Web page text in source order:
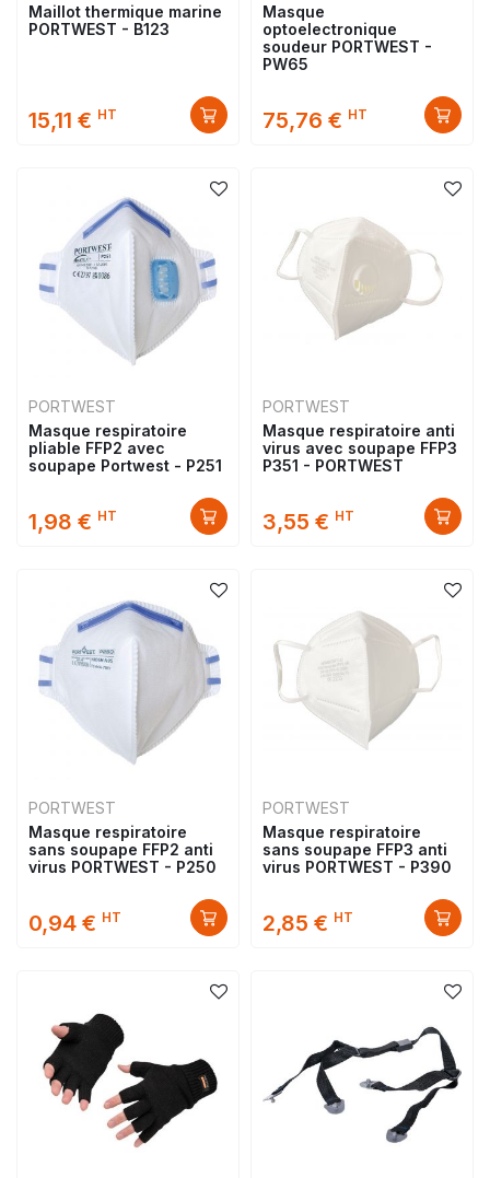
Maillot thermique marine
PORTWEST - B123
15,11 € HT
Masque
optoelectronique
soudeur PORTWEST -
PW65
75,76 € HT
PORTWEST
Masque respiratoire
pliable FFP2 avec
soupape Portwest - P251
1,98 € HT
PORTWEST
Masque respiratoire anti
virus avec soupape FFP3
P351 - PORTWEST
3,55 € HT
PORTWEST
Masque respiratoire
sans soupape FFP2 anti
virus PORTWEST - P250
0,94 € HT
PORTWEST
Masque respiratoire
sans soupape FFP3 anti
virus PORTWEST - P390
2,85 € HT